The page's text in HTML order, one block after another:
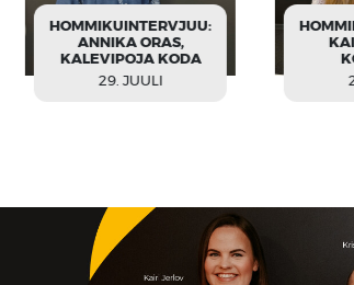
ORAS,
KODA
29. JUULI
KAI REE, SETO
28. JUULI